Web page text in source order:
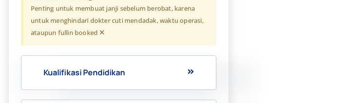
Penting untuk membuat janji sebelum berobat, karena
untuk menghindari dokter cuti mendadak, waktu operasi,
ataupun fullin booked ×
Kualifikasi Pendidikan